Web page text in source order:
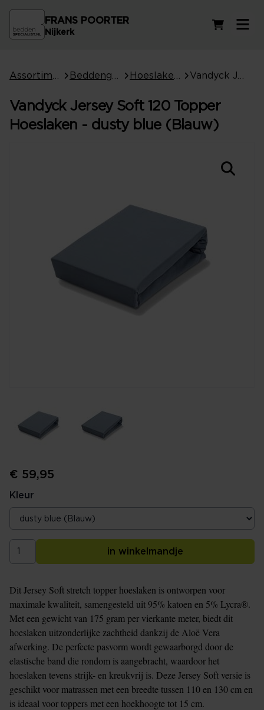
FRANS POORTER
Nijkerk
Vandyck Jersey Soft 120 Topper
Hoeslaken - dusty blue (Blauw)
€ 59,95
Kleur
in winkelmandje
Dit Jersey Soft stretch topper hoeslaken is ontworpen voor
maximale kwaliteit, samengesteld uit 95% katoen en 5% Lycra®.
Met een gewicht van 175 gram per vierkante meter, biedt dit
hoeslaken uitzonderlijke zachtheid dankzij de Aloë Vera
afwerking. De perfecte pasvorm wordt gewaarborgd door de
elastische band die rondom is aangebracht, waardoor het
hoeslaken tevens strijk- en kreukvrij is. Deze Jersey Soft versie is
geschikt voor matrassen met een breedte tussen 110 en 130 cm en
is ideaal voor toppers met een hoekhoogte tot 15 cm.